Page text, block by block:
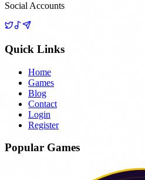
Social Accounts
Quick Links
Home
Games
Blog
Contact
Login
Register
Popular Games